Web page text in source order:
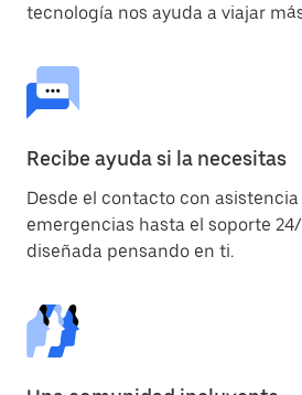
tecnología nos ayuda a viajar
Recibe ayuda si la necesitas
Desde el contacto con asistencia
emergencias hasta el soporte
diseñada pensando en ti.